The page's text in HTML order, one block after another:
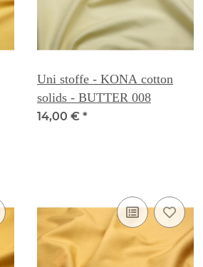
Uni stoffe - KONA cotton
solids - BUTTER 008
14,00 € *